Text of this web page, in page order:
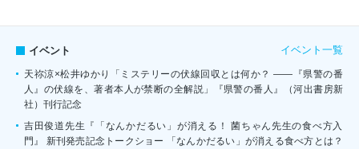
イベント イベント一覧
天祢涼×松井ゆかり「ミステリーの伏線回収とは何か？ ――『県警の番
人』の伏線を、著者本人が禁断の全解説」『県警の番人』（河出書房新
社）刊行記念
吉田俊道先生『「なんかだるい」が消える！ 菌ちゃん先生の食べ方入
門』 新刊発売記念トークショー 「なんかだるい」が消える食べ方とは？